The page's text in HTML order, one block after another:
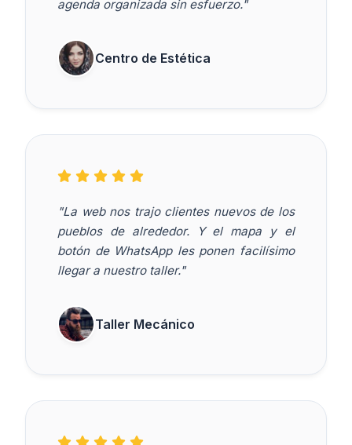
agenda organizada sin esfuerzo."
Centro de Estética
"La web nos trajo clientes nuevos de los
pueblos de alrededor. Y el mapa y el
botón de WhatsApp les ponen facilísimo
llegar a nuestro taller."
Taller Mecánico